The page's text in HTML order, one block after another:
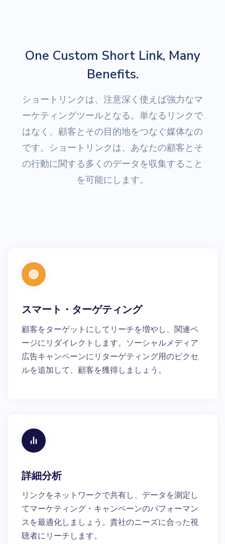
One Custom Short Link, Many
Benefits.
ショートリンクは、注意深く使えば強力なマ
ーケティングツールとなる。単なるリンクで
はなく、顧客とその目的地をつなぐ媒体なの
です。ショートリンクは、あなたの顧客とそ
の行動に関する多くのデータを収集すること
を可能にします。
スマート・ターゲティング
顧客をターゲットにしてリーチを増やし、関連ペ
ージにリダイレクトします。ソーシャルメディア
広告キャンペーンにリターゲティング用のピクセ
ルを追加して、顧客を獲得しましょう。
詳細分析
リンクをネットワークで共有し、データを測定し
てマーケティング・キャンペーンのパフォーマン
スを最適化しましょう。貴社のニーズに合った視
聴者にリーチします。